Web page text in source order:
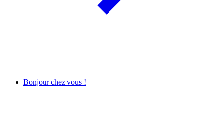
Bonjour chez vous !